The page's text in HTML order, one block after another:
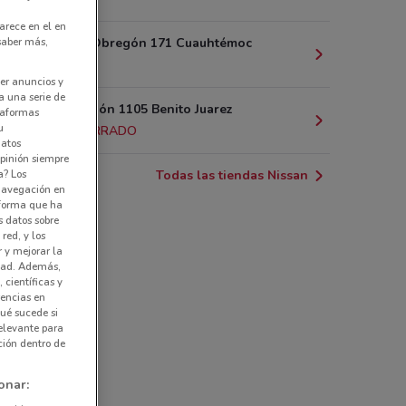
Av. Álvaro Obregón 171 Cuauhtémoc
Av. Revolución 1105 Benito Juarez
CERRADO
Todas las tiendas Nissan
en el en
más,
anuncios y
una serie de
siempre
Los
en
que ha
datos sobre
y los
y mejorar la
Además,
científicas y
en
sucede si
para
dentro de